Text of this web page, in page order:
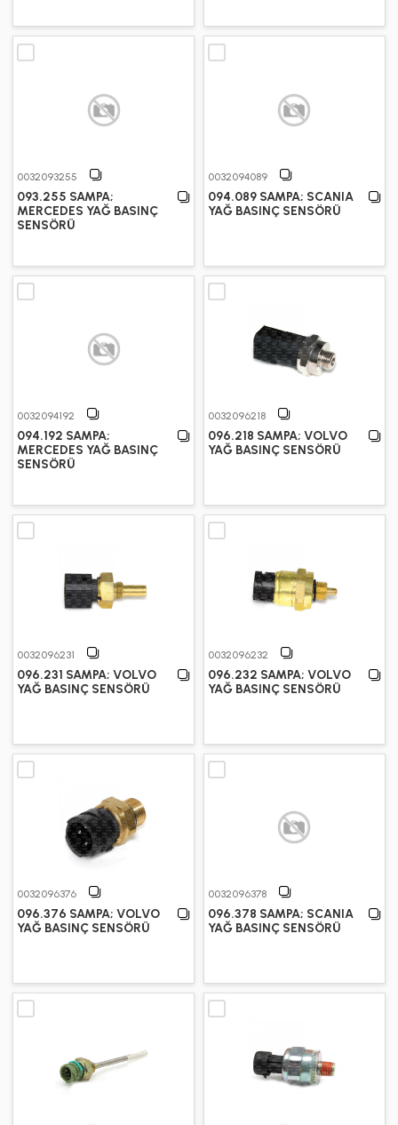
0032093255
093.255 SAMPA;
MERCEDES YAĞ BASINÇ
SENSÖRÜ
0032094089
094.089 SAMPA; SCANIA
YAĞ BASINÇ SENSÖRÜ
0032094192
094.192 SAMPA;
MERCEDES YAĞ BASINÇ
SENSÖRÜ
0032096218
096.218 SAMPA; VOLVO
YAĞ BASINÇ SENSÖRÜ
0032096231
096.231 SAMPA; VOLVO
YAĞ BASINÇ SENSÖRÜ
0032096232
096.232 SAMPA; VOLVO
YAĞ BASINÇ SENSÖRÜ
0032096376
096.376 SAMPA; VOLVO
YAĞ BASINÇ SENSÖRÜ
0032096378
096.378 SAMPA; SCANIA
YAĞ BASINÇ SENSÖRÜ